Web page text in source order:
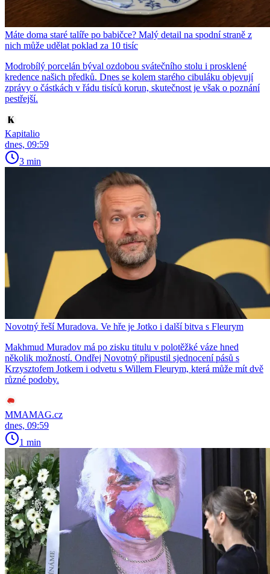
Máte doma staré talíře po babičce? Malý detail na spodní straně z
nich může udělat poklad za 10 tisíc
Modrobílý porcelán býval ozdobou svátečního stolu i prosklené
kredence našich předků. Dnes se kolem starého cibuláku objevují
zprávy o částkách v řádu tisíců korun, skutečnost je však o poznání
pestřejší.
Kapitalio
dnes, 09:59
3 min
Novotný řeší Muradova. Ve hře je Jotko i další bitva s Fleurym
Makhmud Muradov má po zisku titulu v polotěžké váze hned
několik možností. Ondřej Novotný připustil sjednocení pásů s
Krzysztofem Jotkem i odvetu s Willem Fleurym, která může mít dvě
různé podoby.
MMAMAG.cz
dnes, 09:59
1 min